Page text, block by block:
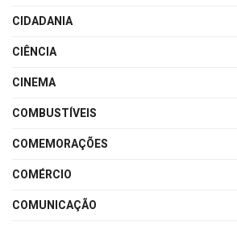
CIDADANIA
CIÊNCIA
CINEMA
COMBUSTÍVEIS
COMEMORAÇÕES
COMÉRCIO
COMUNICAÇÃO